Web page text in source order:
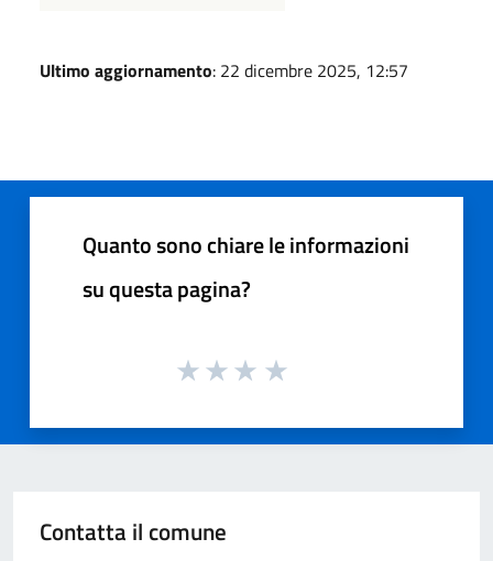
Ultimo aggiornamento: 22 dicembre 2025, 12:57
Quanto sono chiare le informazioni
su questa pagina?
Contatta il comune